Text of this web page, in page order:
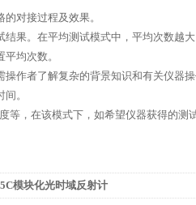
对接过程及效果。
果。在平均测试模式中，平均次数越
均次数。
作者了解复杂的背景知识和有关仪器
。
等，在该模式下，如希望仪器获得的测
模块化光时域反射计